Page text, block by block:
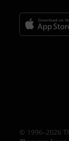
© 1996–2026